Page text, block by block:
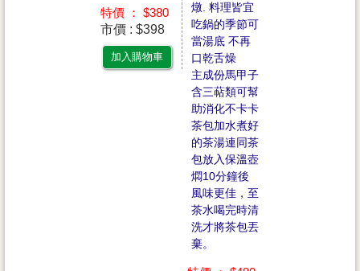
特價 ： $380
市價 : $398
加入購物車
燉. 料理皆宜
吃鍋的季節可
當湯底 不再
口乾舌燥
主成份馬甲子
含三萜類可幫
助消化不卡卡
茶包加水煮好
的茶湯連同茶
包放入保溫壺
燜10分鐘後
風味更佳，至
茶水喝完時清
洗才將茶包丟
棄。